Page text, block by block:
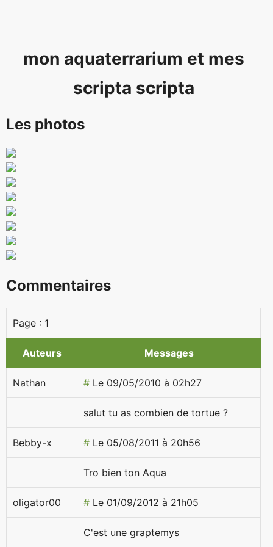
mon aquaterrarium et mes
scripta scripta
Les photos
Commentaires
Page : 1
Auteurs Messages
Nathan # Le 09/05/2010 à 02h27
salut tu as combien de tortue ?
Bebby-x # Le 05/08/2011 à 20h56
Tro bien ton Aqua
oligator00 # Le 01/09/2012 à 21h05
C'est une graptemys